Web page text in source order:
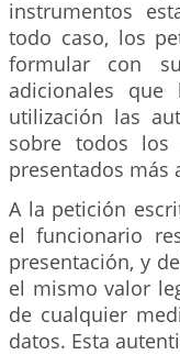
instrumentos
todo caso, los
formular con
adicionales
utilización las
sobre todos los
presentados
A la petición
el funcionario
presentación, y
el mismo valor
de cualquier
datos. Esta